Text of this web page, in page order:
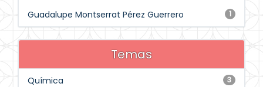
1
Guadalupe Montserrat Pérez Guerrero
Temas
3
Química